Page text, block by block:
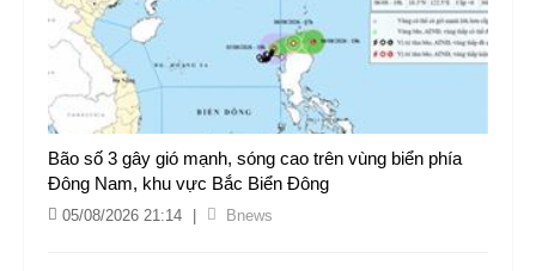
Bão số 3 gây gió mạnh, sóng cao trên vùng biển phía
Đông Nam, khu vực Bắc Biển Đông
05/08/2026 21:14 Bnews